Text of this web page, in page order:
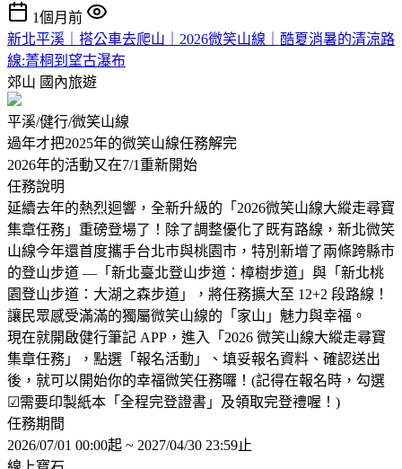
1個月前
新北平溪｜搭公車去爬山｜2026微笑山線｜酷夏消暑的清涼路
線:菁桐到望古瀑布
郊山 國內旅遊
平溪/健行/微笑山線
過年才把2025年的微笑山線任務解完
2026年的活動又在7/1重新開始
任務說明
延續去年的熱烈迴響，全新升級的「2026微笑山線大縱走尋寶
集章任務」重磅登場了！除了調整優化了既有路線，新北微笑
山線今年還首度攜手台北市與桃園市，特別新增了兩條跨縣市
的登山步道 —「新北臺北登山步道：樟樹步道」與「新北桃
園登山步道：大湖之森步道」，將任務擴大至 12+2 段路線！
讓民眾感受滿滿的獨屬微笑山線的「家山」魅力與幸福。
現在就開啟健行筆記 APP，進入「2026 微笑山線大縱走尋寶
集章任務」，點選「報名活動」、填妥報名資料、確認送出
後，就可以開始你的幸福微笑任務囉！(記得在報名時，勾選
☑需要印製紙本「全程完登證書」及領取完登禮喔！)
任務期間
2026/07/01 00:00起 ~ 2027/04/30 23:59止